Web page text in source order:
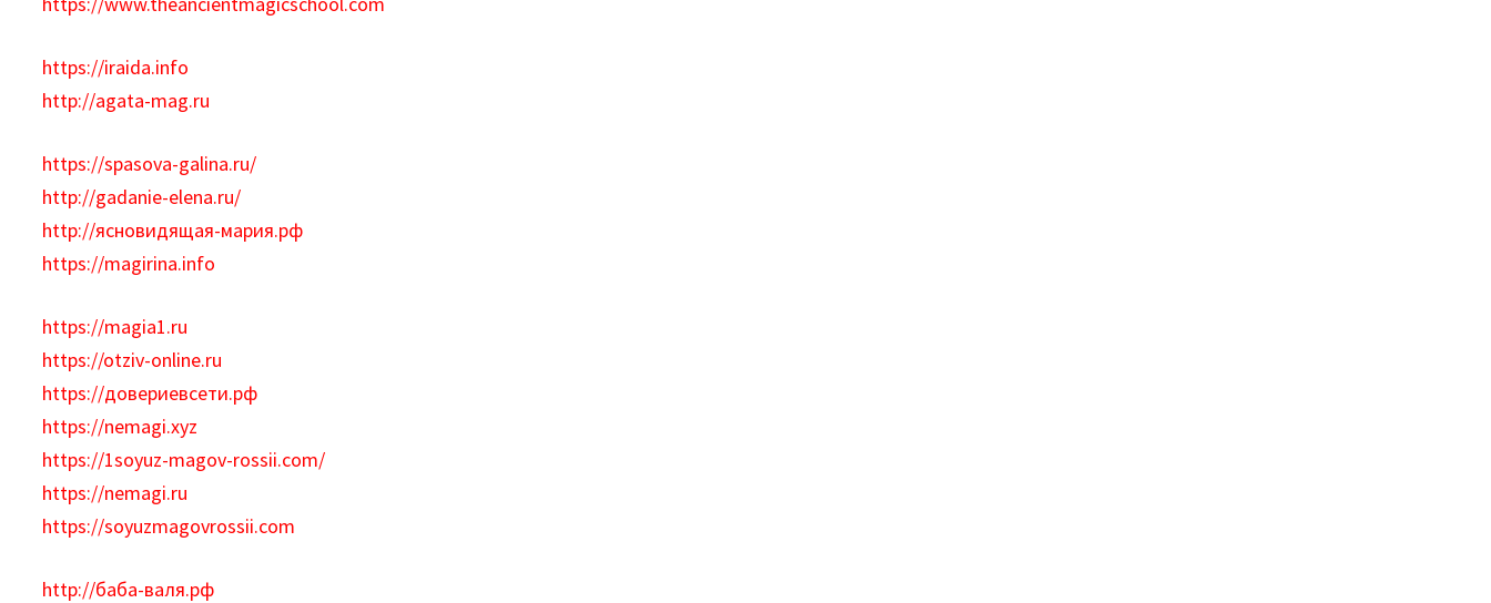
https://iraida.info
http://agata-mag.ru
https://spasova-galina.ru/
http://gadanie-elena.ru/
http://ясновидящая-мария.рф
https://magirina.info
https://magia1.ru
https://otziv-online.ru
https://довериевсети.рф
https://nemagi.xyz
https://1soyuz-magov-rossii.com/
https://nemagi.ru
https://soyuzmagovrossii.com
http://баба-валя.рф